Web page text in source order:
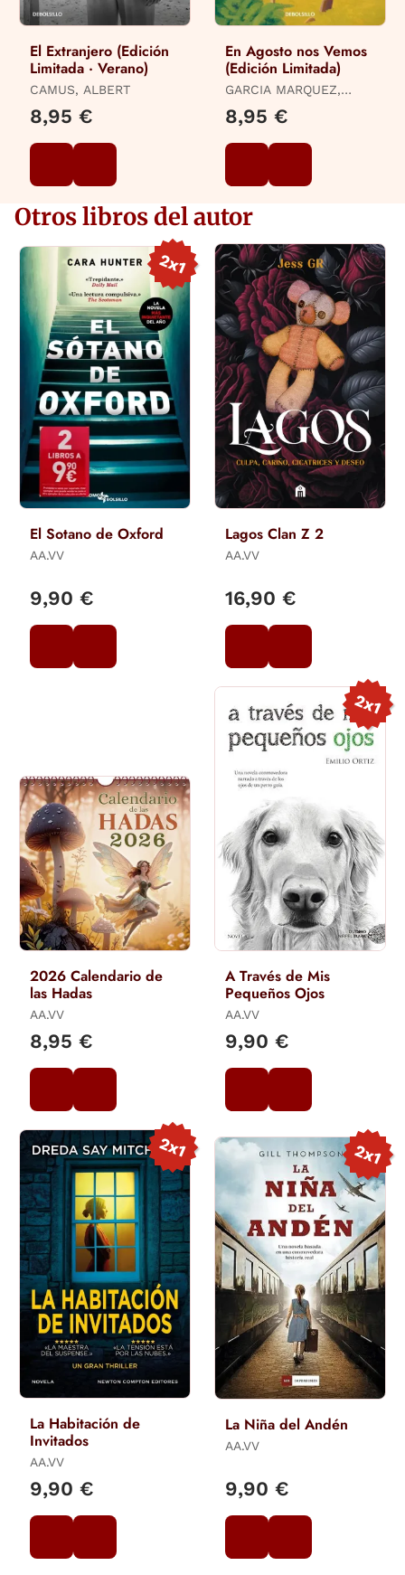
El Extranjero (Edición
Limitada · Verano)
CAMUS, ALBERT
8,95 €
En Agosto nos Vemos
(Edición Limitada)
GARCIA MARQUEZ,
GABRIEL
8,95 €
Otros libros del autor
2x1
El Sotano de Oxford
AA.VV
9,90 €
Lagos Clan Z 2
AA.VV
16,90 €
2026 Calendario de
las Hadas
AA.VV
8,95 €
2x1
A Través de Mis
Pequeños Ojos
AA.VV
9,90 €
2x1
La Habitación de
Invitados
AA.VV
9,90 €
2x1
La Niña del Andén
AA.VV
9,90 €